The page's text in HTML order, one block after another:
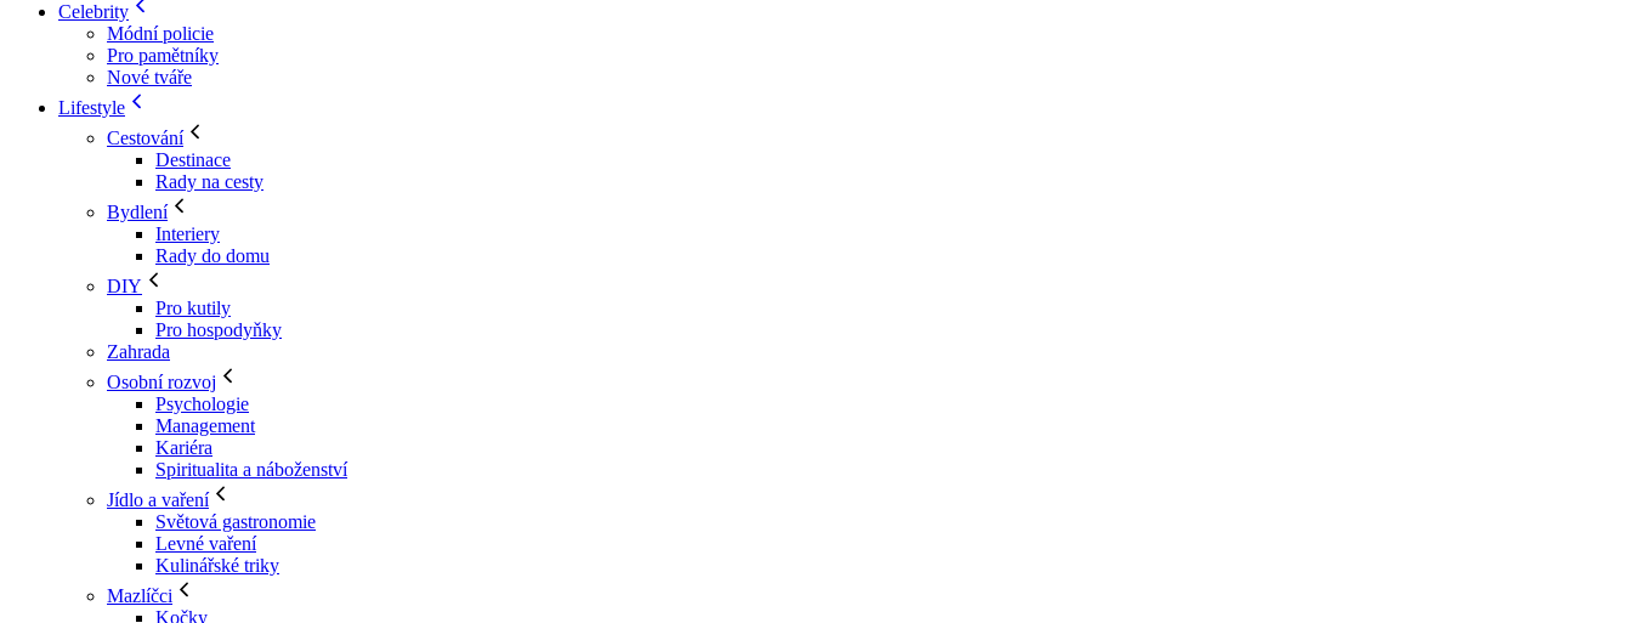
Celebrity
Módní policie
Pro pamětníky
Nové tváře
Lifestyle
Cestování
Destinace
Rady na cesty
Bydlení
Interiery
Rady do domu
DIY
Pro kutily
Pro hospodyňky
Zahrada
Osobní rozvoj
Psychologie
Management
Kariéra
Spiritualita a náboženství
Jídlo a vaření
Světová gastronomie
Levné vaření
Kulinářské triky
Mazlíčci
Kočky